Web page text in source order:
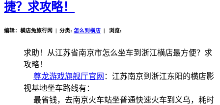
捷？求攻略！
编辑：横店兔旅行网 | 分类: 怎么到横店 | 浏览:
求助！从江苏省南京市怎么坐车到浙江横店最方便？求
攻略！
尊龙游戏旗舰厅官网 ：江苏南京到浙江东阳的横店影
视基地坐车路线有：
最省钱，去南京火车站坐普通快速火车到义乌，耗时